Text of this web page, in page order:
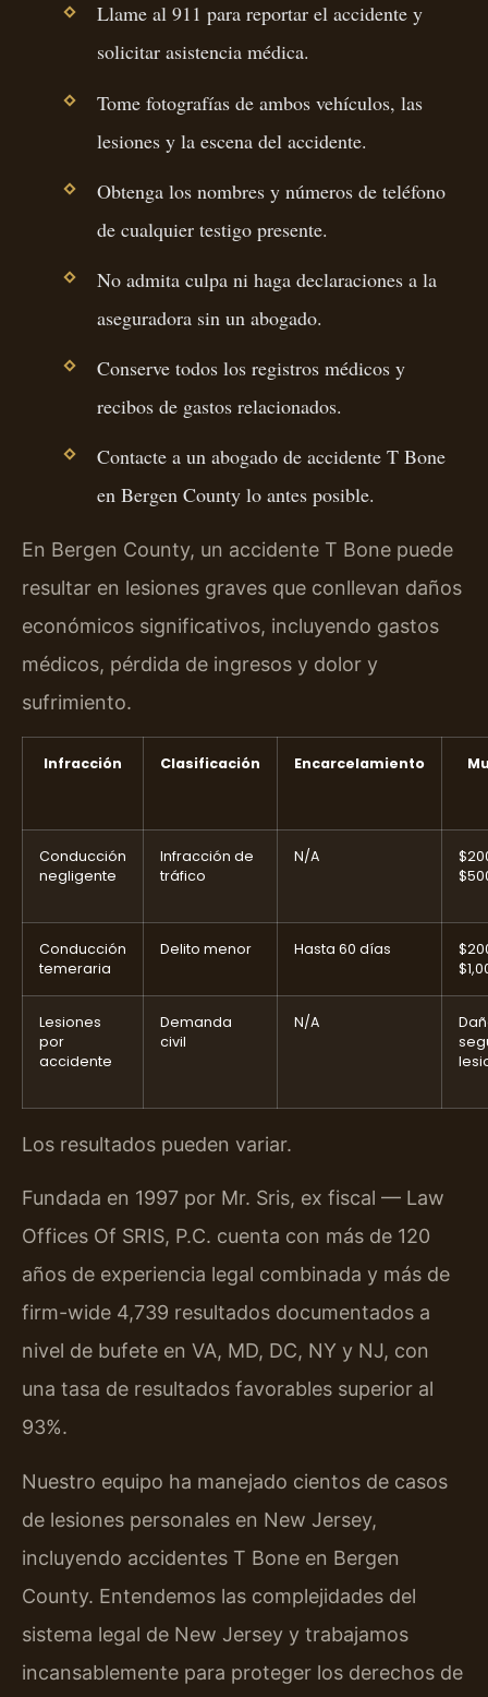
Llame al 911 para reportar el accidente y
solicitar asistencia médica.
Tome fotografías de ambos vehículos, las
lesiones y la escena del accidente.
Obtenga los nombres y números de teléfono
de cualquier testigo presente.
No admita culpa ni haga declaraciones a la
aseguradora sin un abogado.
Conserve todos los registros médicos y
recibos de gastos relacionados.
Contacte a un abogado de accidente T Bone
en Bergen County lo antes posible.
En Bergen County, un accidente T Bone puede
resultar en lesiones graves que conllevan daños
económicos significativos, incluyendo gastos
médicos, pérdida de ingresos y dolor y
sufrimiento.
Infracción Clasificación Encarcelamiento
Conducción
negligente
Infracción de
tráfico
N/A
Conducción
temeraria
Delito menor Hasta 60 días
Lesiones
por
accidente
Demanda
civil
N/A
Los resultados pueden variar.
Fundada en 1997 por Mr. Sris, ex fiscal — Law
Offices Of SRIS, P.C. cuenta con más de 120
años de experiencia legal combinada y más de
firm-wide 4,739 resultados documentados a
nivel de bufete en VA, MD, DC, NY y NJ, con
una tasa de resultados favorables superior al
93%.
Nuestro equipo ha manejado cientos de casos
de lesiones personales en New Jersey,
incluyendo accidentes T Bone en Bergen
County. Entendemos las complejidades del
sistema legal de New Jersey y trabajamos
incansablemente para proteger los derechos de